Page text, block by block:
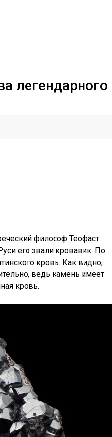
легендарного
философ Теофаст.
его звали кровавик. По
кровь. Как видно,
ведь камень имеет
кровь.